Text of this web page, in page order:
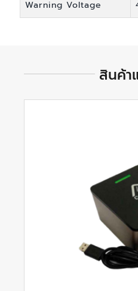
Warning Voltage
สินค้า